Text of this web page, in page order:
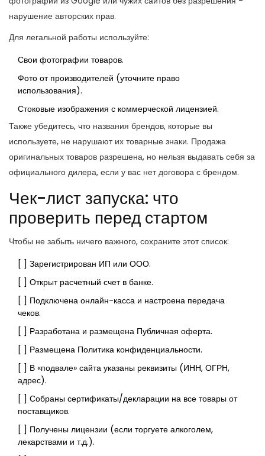
нарушение авторских прав.
Для легальной работы используйте:
Свои фотографии товаров.
Фото от производителей (уточните право
использования).
Стоковые изображения с коммерческой лицензией.
Также убедитесь, что названия брендов, которые вы
используете, не нарушают их товарные знаки. Продажа
оригинальных товаров разрешена, но нельзя выдавать себя за
официального дилера, если у вас нет договора с брендом.
Чек-лист запуска: что
проверить перед стартом
Чтобы не забыть ничего важного, сохраните этот список:
[ ] Зарегистрирован ИП или ООО.
[ ] Открыт расчетный счет в банке.
[ ] Подключена онлайн-касса и настроена передача
чеков.
[ ] Разработана и размещена Публичная оферта.
[ ] Размещена Политика конфиденциальности.
[ ] В «подвале» сайта указаны реквизиты (ИНН, ОГРН,
адрес).
[ ] Собраны сертификаты/декларации на все товары от
поставщиков.
[ ] Получены лицензии (если торгуете алкоголем,
лекарствами и т.д.).